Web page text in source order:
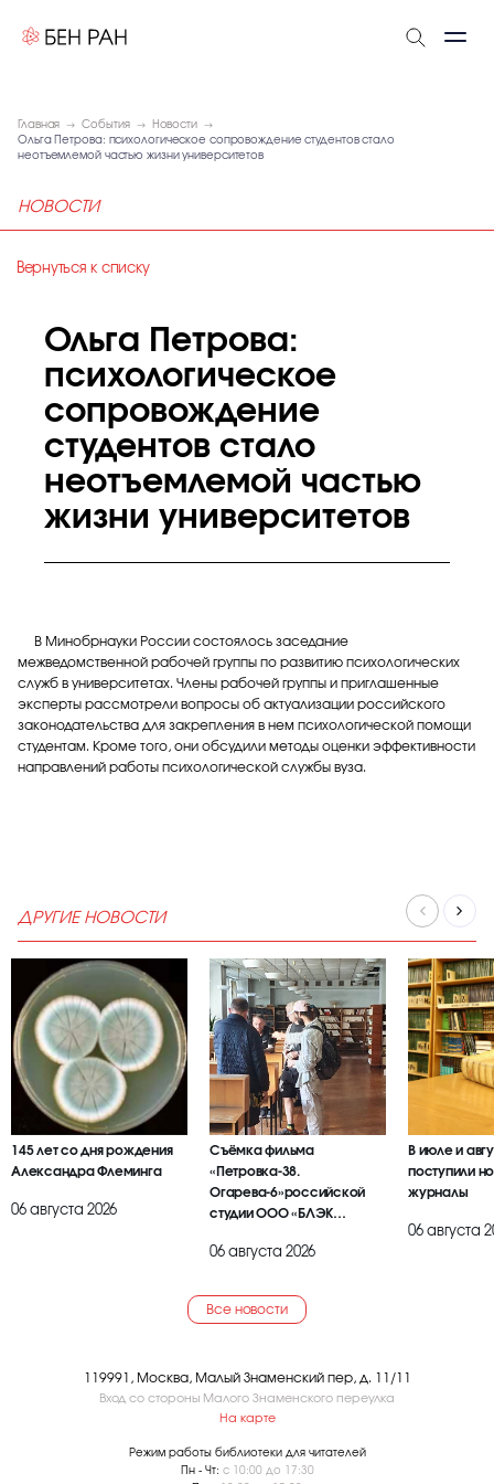
Главная События
Новости
Ольга Петрова: психологическое сопровождение студентов стало
неотъемлемой частью жизни университетов
НОВОСТИ
Вернуться к списку
Ольга Петрова:
психологическое
сопровождение
студентов стало
неотъемлемой частью
жизни университетов
В Минобрнауки России состоялось заседание
межведомственной рабочей группы по развитию психологических
служб в университетах. Члены рабочей группы и приглашенные
эксперты рассмотрели вопросы об актуализации российского
законодательства для закрепления в нем психологической помощи
студентам. Кроме того, они обсудили методы оценки эффективности
направлений работы психологической службы вуза.
ДРУГИЕ НОВОСТИ
145 лет со дня рождения
Александра Флеминга
06 августа 2026
Съёмка фильма
«Петровка-38.
Огарева-6»российской
студии ООО «БЛЭК
06 августа 2026
В июле и
поступили
журналы
06 августа
Все новости
119991, Москва, Малый Знаменский пер, д. 11/11
Вход со стороны Малого Знаменского переулка
На карте
Режим работы библиотеки для читателей
Пн - Чт: с 10:00 до 17:30